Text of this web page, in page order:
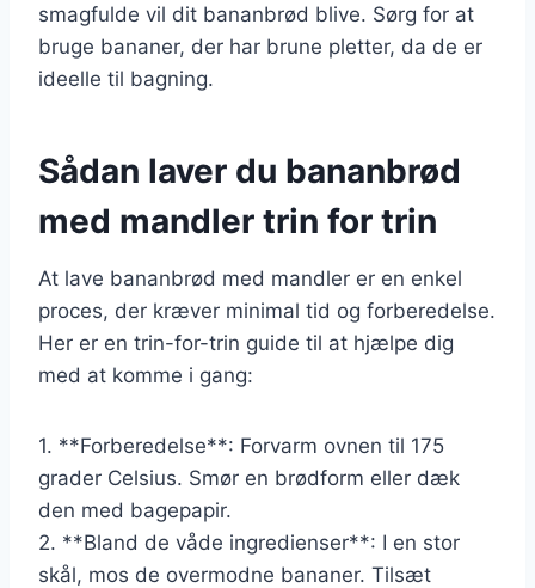
smagfulde vil dit bananbrød blive. Sørg for at
bruge bananer, der har brune pletter, da de er
ideelle til bagning.
Sådan laver du bananbrød
med mandler trin for trin
At lave bananbrød med mandler er en enkel
proces, der kræver minimal tid og forberedelse.
Her er en trin-for-trin guide til at hjælpe dig
med at komme i gang:
1. **Forberedelse**: Forvarm ovnen til 175
grader Celsius. Smør en brødform eller dæk
den med bagepapir.
2. **Bland de våde ingredienser**: I en stor
skål, mos de overmodne bananer. Tilsæt